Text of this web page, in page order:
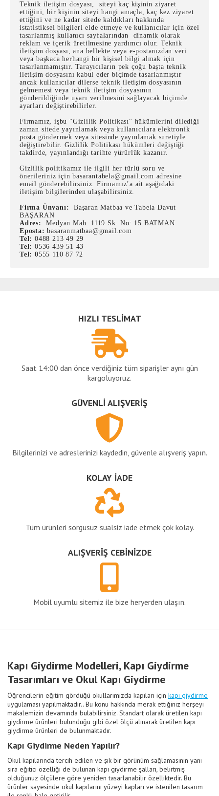
Teknik iletişim dosyası, siteyi kaç kişinin ziyaret
ettiğini, bir kişinin siteyi hangi amaçla, kaç kez ziyaret
ettiğini ve ne kadar sitede kaldıkları hakkında
istatistiksel bilgileri elde etmeye ve kullanıcılar için özel
tasarlanmış kullanıcı sayfalarından dinamik olarak
reklam ve içerik üretilmesine yardımcı olur. Teknik
iletişim dosyası, ana bellekte veya e-postanızdan veri
veya başkaca herhangi bir kişisel bilgi almak için
tasarlanmamıştır. Tarayıcıların pek çoğu başta teknik
iletişim dosyasını kabul eder biçimde tasarlanmıştır
ancak kullanıcılar dilerse teknik iletişim dosyasının
gelmemesi veya teknik iletişim dosyasının
gönderildiğinde uyarı verilmesini sağlayacak biçimde
ayarları değiştirebilirler.
Firmamız, işbu "Gizlilik Politikası" hükümlerini dilediği
zaman sitede yayınlamak veya kullanıcılara elektronik
posta göndermek veya sitesinde yayınlamak suretiyle
değiştirebilir. Gizlilik Politikası hükümleri değiştiği
takdirde, yayınlandığı tarihte yürürlük kazanır.
Gizlilik politikamız ile ilgili her türlü soru ve
önerileriniz için basarantabela@gmail.com adresine
email gönderebilirsiniz. Firmamız’a ait aşağıdaki
iletişim bilgilerinden ulaşabilirsiniz.
Firma Ünvanı: Başaran Matbaa ve Tabela Davut
BAŞARAN
Adres:Medyan Mah. 1119 Sk. No: 15 BATMAN
Eposta:basaranmatbaa@gmail.com
Tel: 0488 213 49 29
Tel: 0536 439 51 43
Tel: 0555 110 87 72
HIZLI TESLİMAT
Saat 14:00 dan önce verdiğiniz tüm siparişler aynı gün
kargoluyoruz.
GÜVENLİ ALIŞVERİŞ
Bilgilerinizi ve adreslerinizi kaydedin, güvenle alışveriş yapın.
KOLAY İADE
Tüm ürünleri sorgusuz sualsiz iade etmek çok kolay.
ALIŞVERİŞ CEBİNİZDE
Mobil uyumlu sitemiz ile bize heryerden ulaşın.
Kapı Giydirme Modelleri, Kapı Giydirme
Tasarımları ve Okul Kapı Giydirme
Öğrencilerin eğitim gördüğü okullarımızda kapıları için kapı giydirme
uygulaması yapılmaktadır.. Bu konu hakkında merak ettiğiniz herşeyi
makalemizin devamında bulabilirsiniz. Standart olarak üretilen kapı
giydirme ürünleri bulunduğu gibi özel ölçü alınarak üretilen kapı
giydirme ürünleri de bulunmaktadır.
Kapı Giydirme Neden Yapılır?
Okul kapılarında tercih edilen ve şık bir görünüm sağlamasının yanı
sıra eğitici özelliği de bulunan kapı giydirme şalları, belirtmiş
olduğunuz ölçülere göre yeniden tasarlanabilir özelliktedir. Bu
ürünler sayesinde okul kapılarını yüzeyi kapları ve istenilen tasarım